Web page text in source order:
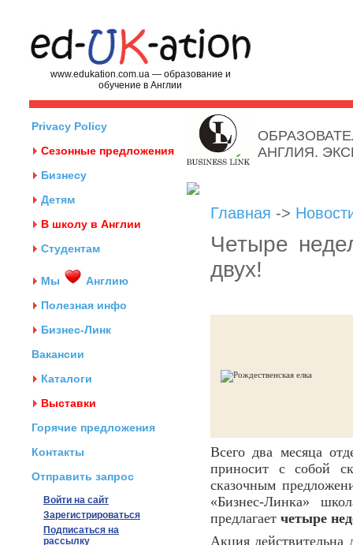
www.edukation.com.ua — образование и
обучение в Англии
Privacy Policy
Сезонные предложения
Бизнесу
Детям
В школу в Англии
Студентам
Мы
Англию
Полезная инфо
Бизнес-Линк
Вакансии
Каталоги
Выставки
Горячие предложения
Контакты
Отправить запрос
Войти на сайт
Зарегистрироваться
Подписаться на
рассылку
АНГЛИЯ.
Главная ->
Четыре
двух!
Всего два месяца
приносит с собой
сказочным
«Бизнес-Линка»
предлагает четыре
Акция